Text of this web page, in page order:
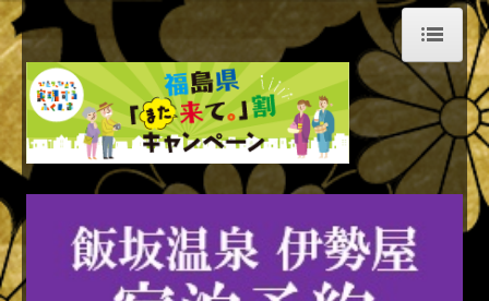
ホーム
伊勢屋
渓泉荘
宮下温泉 ふるさと荘
コンセプト